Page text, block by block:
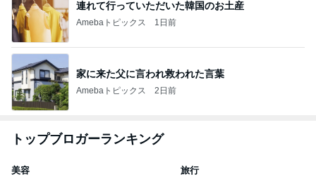
連れて行っていただいた韓国のお土産
Amebaトピックス 1日前
家に来た父に言われ救われた言葉
Amebaトピックス 2日前
トップブロガーランキング
美容 旅行